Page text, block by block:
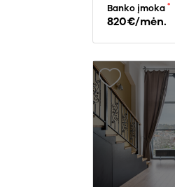
Banko įmoka *
820€/mėn.